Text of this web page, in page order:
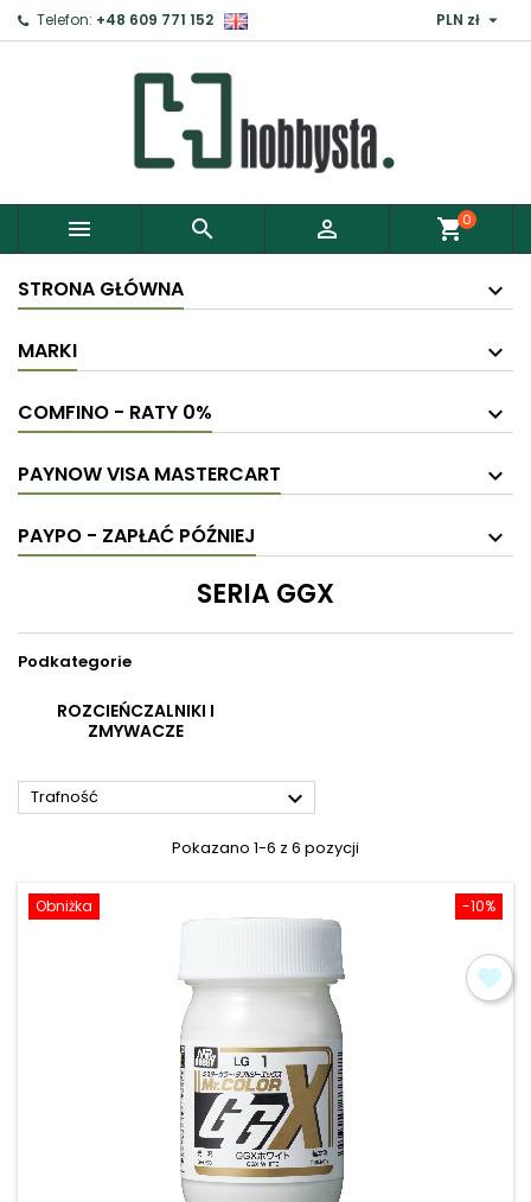
Telefon: +48 609 771 152 PLN zł 
   shopping_cart0
STRONA GŁÓWNA
MARKI
COMFINO - RATY 0%
PAYNOW VISA MASTERCART
PAYPO - ZAPŁAĆ PÓŹNIEJ
SERIA GGX
Podkategorie
ROZCIEŃCZALNIKI I
ZMYWACZE
Trafność 
Pokazano 1-6 z 6 pozycji
-10%
Obniżka
Zaloguj ×
Aby zapisać produkty do Schowka, musisz się
Anuluj Zaloguj